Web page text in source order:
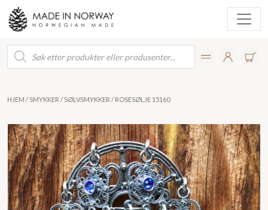
Products
search
HJEM / SMYKKER / SØLVSMYKKER / ROSESØLJE 15160